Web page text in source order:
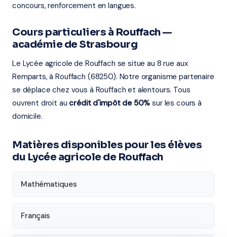
concours, renforcement en langues.
Cours particuliers à Rouffach —
académie de Strasbourg
Le Lycée agricole de Rouffach se situe au 8 rue aux
Remparts, à Rouffach (68250). Notre organisme partenaire
se déplace chez vous à Rouffach et alentours. Tous
ouvrent droit au crédit d'impôt de 50% sur les cours à
domicile.
Matières disponibles pour les élèves
du Lycée agricole de Rouffach
Mathématiques
Français